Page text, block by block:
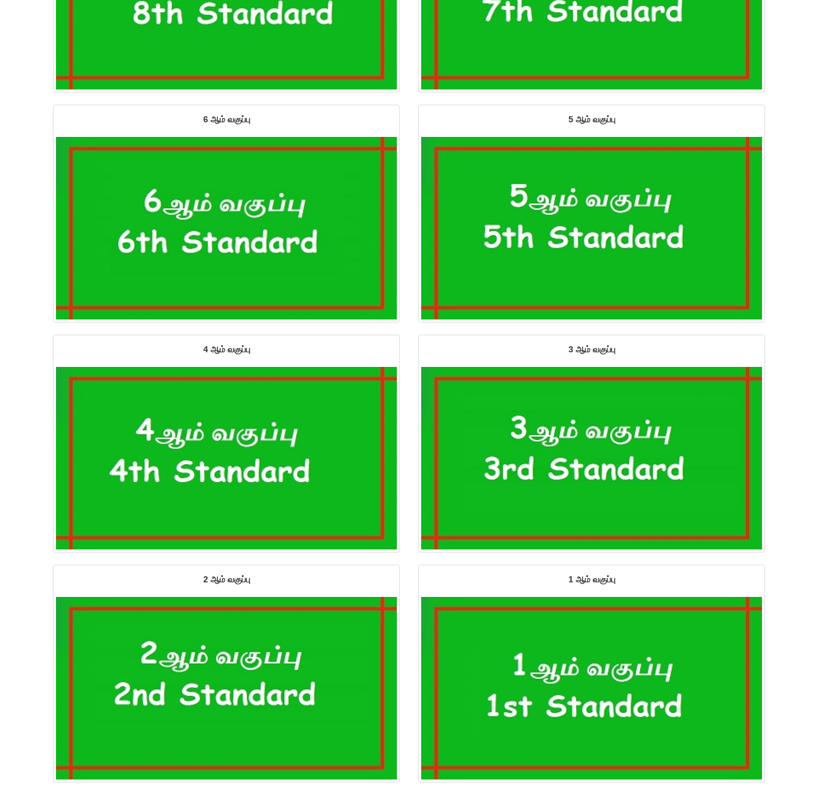
6 ஆம் வகுப்பு 5 ஆம் வகுப்பு
4 ஆம் வகுப்பு 3 ஆம் வகுப்பு
2 ஆம் வகுப்பு 1 ஆம் வகுப்பு